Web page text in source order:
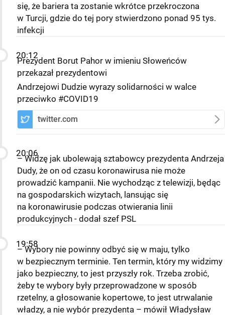
się, że bariera ta zostanie wkrótce przekroczona
w Turcji, gdzie do tej pory stwierdzono ponad 95 tys.
infekcji
20:12
Prezydent Borut Pahor w imieniu Słoweńców
przekazał prezydentowi
Andrzejowi Dudzie wyrazy solidarności w walce
przeciwko #COVID19
twitter.com
20:06
– Widzę jak ubolewają sztabowcy prezydenta Andrzeja
Dudy, że on od czasu koronawirusa nie może
prowadzić kampanii. Nie wychodząc z telewizji, będąc
na gospodarskich wizytach, lansując się
na koronawirusie podczas otwierania linii
produkcyjnych - dodał szef PSL
19:58
– Wybory nie powinny odbyć się w maju, tylko
w bezpiecznym terminie. Ten termin, który my widzimy
jako bezpieczny, to jest przyszły rok. Trzeba zrobić,
żeby te wybory były przeprowadzone w sposób
rzetelny, a głosowanie kopertowe, to jest utrwalanie
władzy, a nie wybór prezydenta – mówił Władysław